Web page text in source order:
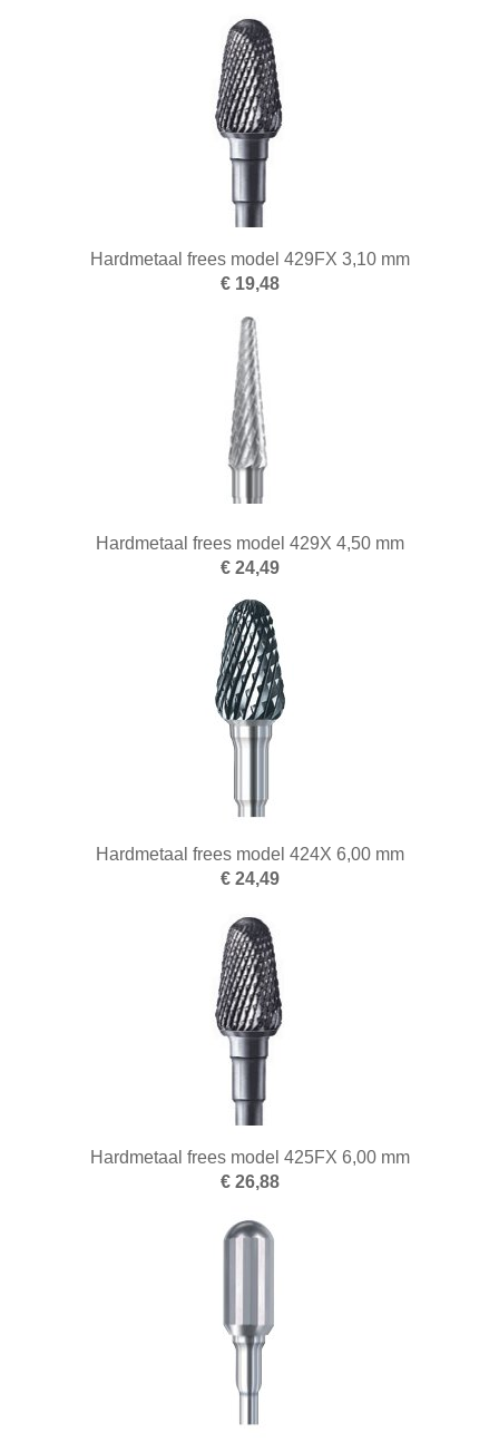
Hardmetaal frees model 429FX 3,10 mm
€ 19,48
Hardmetaal frees model 429X 4,50 mm
€ 24,49
Hardmetaal frees model 424X 6,00 mm
€ 24,49
Hardmetaal frees model 425FX 6,00 mm
€ 26,88